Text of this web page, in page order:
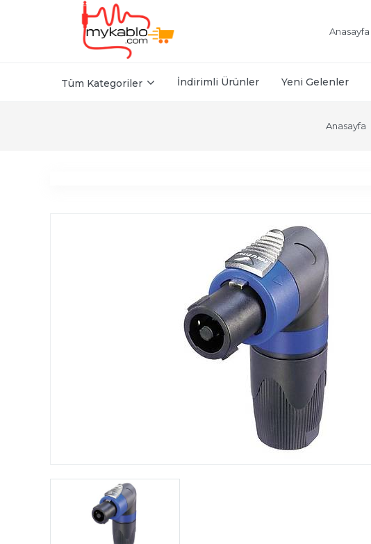
Anasayfa
Tüm Kategoriler İndirimli Ürünler Yeni Gelenler
Anasayfa